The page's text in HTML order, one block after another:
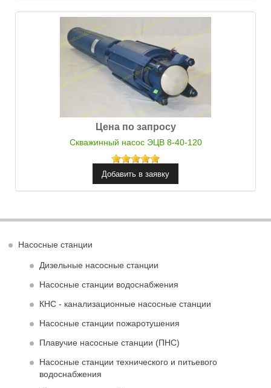
Цена по запросу
Скважинный насос ЭЦВ 8-40-120
Насосные станции
Дизельные насосные станции
Насосные станции водоснабжения
КНС - канализационные насосные станции
Насосные станции пожаротушения
Плавучие насосные станции (ПНС)
Насосные станции технического и питьевого
водоснабжения